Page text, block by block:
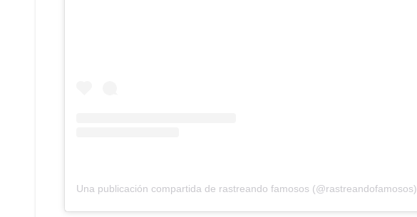
Una publicación compartida de rastreando famosos (@rastreandofamosos)